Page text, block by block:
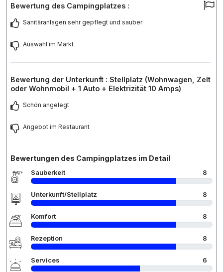
Bewertung des Campingplatzes :
Sanitäranlagen sehr gepflegt und sauber
Auswahl im Markt
Bewertung der Unterkunft : Stellplatz (Wohnwagen, Zelt
oder Wohnmobil + 1 Auto + Elektrizität 10 Amps)
Schön angelegt
Angebot im Restaurant
Bewertungen des Campingplatzes im Detail
Sauberkeit 8
Unterkunft/Stellplatz 8
Komfort 8
Rezeption 8
Services 6